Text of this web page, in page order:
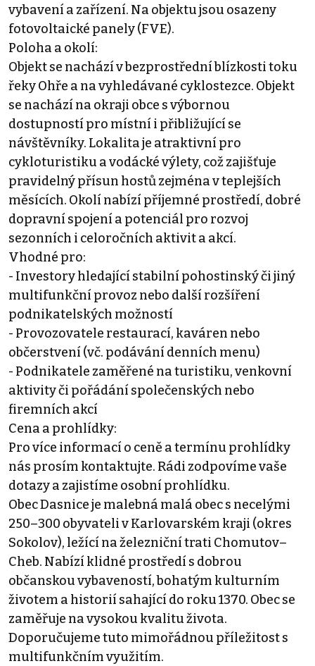
vybavení a zařízení. Na objektu jsou osazeny
fotovoltaické panely (FVE).
Poloha a okolí:
Objekt se nachází v bezprostřední blízkosti toku
řeky Ohře a na vyhledávané cyklostezce. Objekt
se nachází na okraji obce s výbornou
dostupností pro místní i přibližující se
návštěvníky. Lokalita je atraktivní pro
cykloturistiku a vodácké výlety, což zajišťuje
pravidelný přísun hostů zejména v teplejších
měsících. Okolí nabízí příjemné prostředí, dobré
dopravní spojení a potenciál pro rozvoj
sezonních i celoročních aktivit a akcí.
Vhodné pro:
- Investory hledající stabilní pohostinský či jiný
multifunkční provoz nebo další rozšíření
podnikatelských možností
- Provozovatele restaurací, kaváren nebo
občerstvení (vč. podávání denních menu)
- Podnikatele zaměřené na turistiku, venkovní
aktivity či pořádání společenských nebo
firemních akcí
Cena a prohlídky:
Pro více informací o ceně a termínu prohlídky
nás prosím kontaktujte. Rádi zodpovíme vaše
dotazy a zajistíme osobní prohlídku.
Obec Dasnice je malebná malá obec s necelými
250–300 obyvateli v Karlovarském kraji (okres
Sokolov), ležící na železniční trati Chomutov–
Cheb. Nabízí klidné prostředí s dobrou
občanskou vybaveností, bohatým kulturním
životem a historií sahající do roku 1370. Obec se
zaměřuje na vysokou kvalitu života.
Doporučujeme tuto mimořádnou příležitost s
multifunkčním využitím.